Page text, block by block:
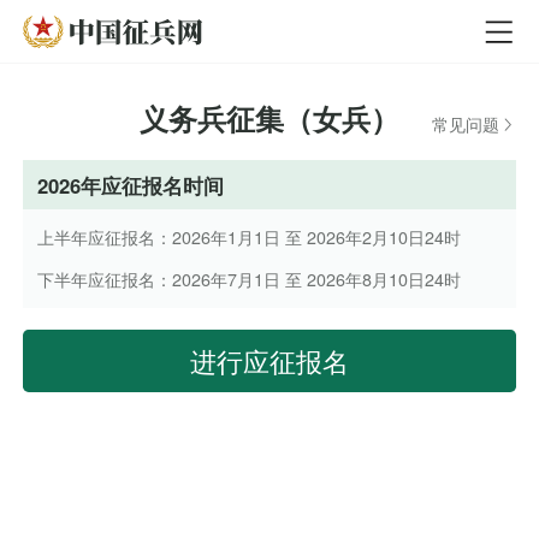
义务兵征集（女兵） 常见问题
2026年应征报名时间
上半年应征报名：2026年1月1日 至 2026年2月10日24时
下半年应征报名：2026年7月1日 至 2026年8月10日24时
进行应征报名